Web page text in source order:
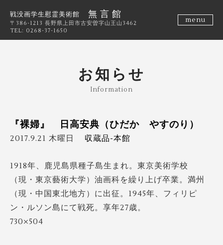
戦没画学生慰霊美術館 無 言 館
〒386-1213 長野県上田市古安曽字山王山3462
TEL: 0268-37-1650
menu
お知らせ
Information
『裸婦』 日高安典（ひだか やすのり）
2017.9.21 木曜日 収蔵品-本館
1918年、鹿児島県種子島生まれ。東京美術学校
（現・東京藝術大学）油画科を繰り上げ卒業。満州
（現・中国東北地方）に出征。1945年、フィリピ
ン・ルソン島にて戦死。享年27歳。
730×504